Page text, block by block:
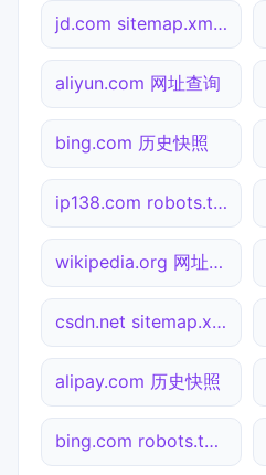
jd.com sitemap.xml检测
aliyun.com 网址查询
bing.com 历史快照
ip138.com robots.txt检测
wikipedia.org 网址查询
csdn.net sitemap.xml检测
alipay.com 历史快照
bing.com robots.txt检测